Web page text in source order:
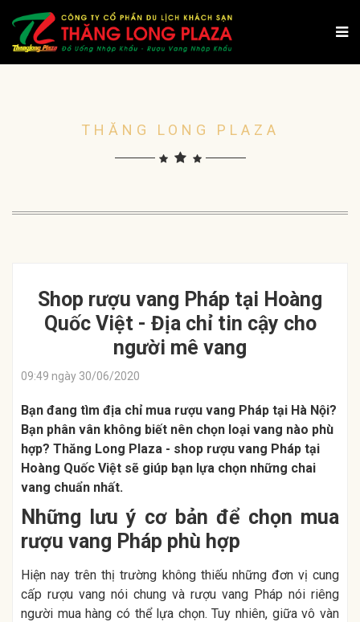
THĂNG LONG PLAZA
Shop rượu vang Pháp tại Hoàng
Quốc Việt - Địa chỉ tin cậy cho
người mê vang
09:49 ngày 30/06/2020
Bạn đang tìm địa chỉ mua rượu vang Pháp tại Hà Nội?
Bạn phân vân không biết nên chọn loại vang nào phù
hợp? Thăng Long Plaza - shop rượu vang Pháp tại
Hoàng Quốc Việt sẽ giúp bạn lựa chọn những chai
vang chuẩn nhất.
Những lưu ý cơ bản để chọn mua
rượu vang Pháp phù hợp
Hiện nay trên thị trường không thiếu những đơn vị cung
cấp rượu vang nói chung và rượu vang Pháp nói riêng
người mua hàng có thể lựa chọn. Tuy nhiên, giữa vô vàn